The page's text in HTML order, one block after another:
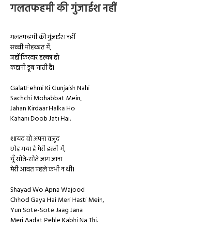
गलतफहमी की गुंजाईश नहीं
गलतफहमी की गुंजाईश नहीं
सच्ची मोहब्बत में,
जहाँ किरदार हल्का हो
कहानी डूब जाती है।
GalatFehmi Ki Gunjaish Nahi
Sachchi Mohabbat Mein,
Jahan Kirdaar Halka Ho
Kahani Doob Jati Hai.
शायद वो अपना वजूद
छोड़ गया है मेरी हस्ती में,
यूँ सोते-सोते जाग जाना
मेरी आदत पहले कभी न थी।
Shayad Wo Apna Wajood
Chhod Gaya Hai Meri Hasti Mein,
Yun Sote-Sote Jaag Jana
Meri Aadat Pehle Kabhi Na Thi.